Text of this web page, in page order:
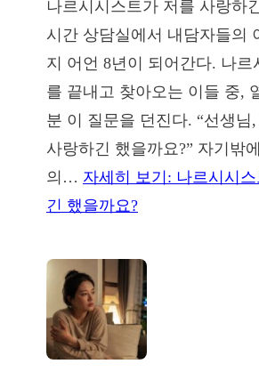
나르시시스트가 저를 사랑하
시간 상담실에서 내담자들의
지 어언 8년이 되어간다. 나르
를 끝내고 찾아오는 이들 중,
분 이 질문을 던진다. “선생님
사랑하긴 했을까요?” 자기밖
의… 자세히 보기 : 나르시시
긴 했을까요?